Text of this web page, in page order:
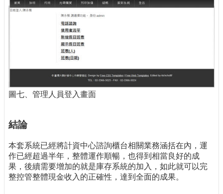
圖七、管理人員登入畫面
結論
本套系統已經將計資中心諮詢櫃台相關業務涵括在內，運
作已經超過半年，整體運作順暢，也得到相當良好的成
果，後續需要增加的就是庫存系統的加入，如此就可以完
整控管整體現金收入的正確性，達到全面的成果。